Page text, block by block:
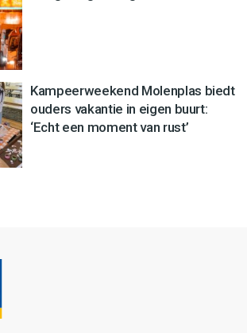
Kampeerweekend Molenplas biedt
ouders vakantie in eigen buurt:
‘Echt een moment van rust’